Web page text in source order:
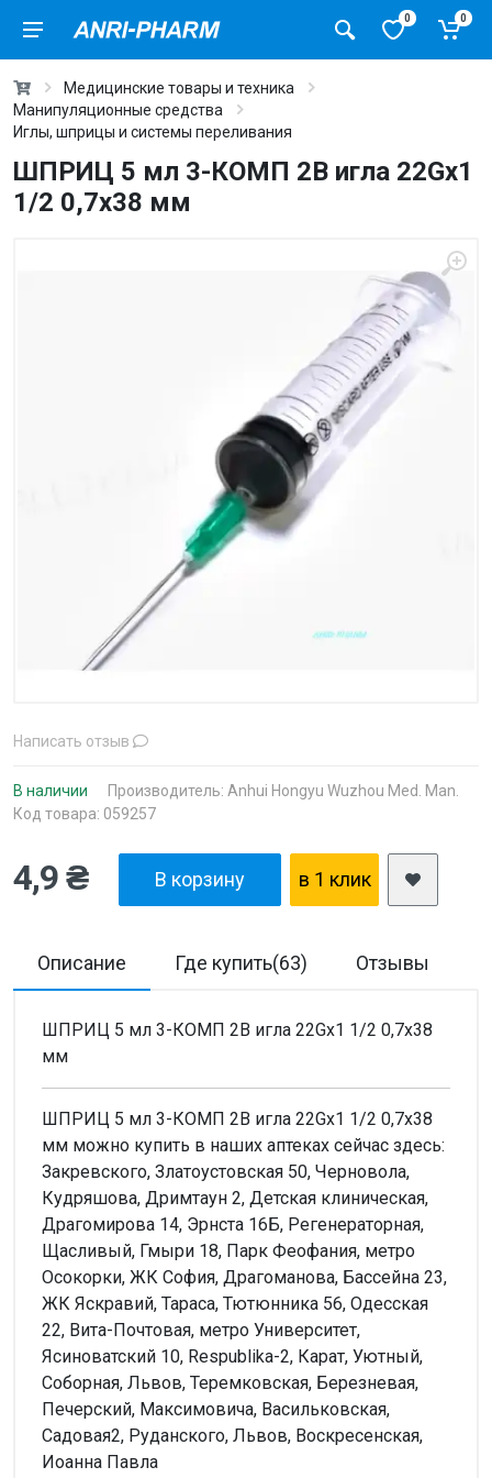
0 0
Медицинские товары и техника
Манипуляционные средства
Иглы, шприцы и системы переливания
ШПРИЦ 5 мл 3-КОМП 2B игла 22Gх1
1/2 0,7х38 мм
Написать отзыв
В наличии Производитель: Anhui Hongyu Wuzhou Med. Man.
Код товара: 059257
4,9 ₴ В корзину в 1 клик
Описание Где купить(63) Отзывы
ШПРИЦ 5 мл 3-КОМП 2B игла 22Gх1 1/2 0,7х38
мм
ШПРИЦ 5 мл 3-КОМП 2B игла 22Gх1 1/2 0,7х38
мм можно купить в наших аптеках сейчас здесь:
Закревского, Златоустовская 50, Черновола,
Кудряшова, Дримтаун 2, Детская клиническая,
Драгомирова 14, Эрнста 16Б, Регенераторная,
Щасливый, Гмыри 18, Парк Феофания, метро
Осокорки, ЖК София, Драгоманова, Бассейна 23,
ЖК Яскравий, Тараса, Тютюнника 56, Одесская
22, Вита-Почтовая, метро Университет,
Ясиноватский 10, Respublika-2, Карат, Уютный,
Соборная, Львов, Теремковская, Березневая,
Печерский, Максимовича, Васильковская,
Садовая2, Руданского, Львов, Воскресенская,
Иоанна Павла